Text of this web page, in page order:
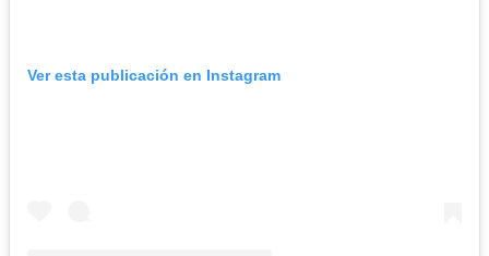
Ver esta publicación en Instagram